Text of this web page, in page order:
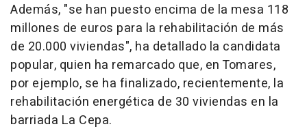
Además, "se han puesto encima de la mesa 118
millones de euros para la rehabilitación de más
de 20.000 viviendas", ha detallado la candidata
popular, quien ha remarcado que, en Tomares,
por ejemplo, se ha finalizado, recientemente, la
rehabilitación energética de 30 viviendas en la
barriada La Cepa.